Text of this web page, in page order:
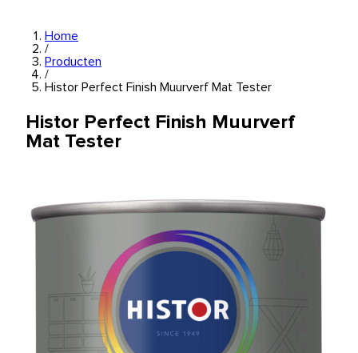
Home
/
Producten
/
Histor Perfect Finish Muurverf Mat Tester
Histor Perfect Finish Muurverf
Mat Tester